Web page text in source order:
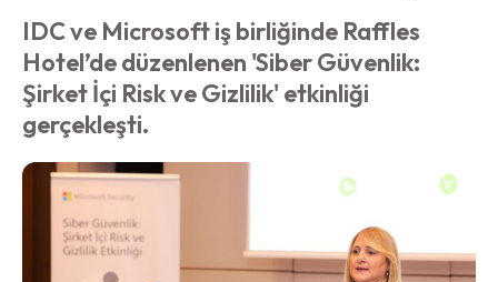
IDC ve Microsoft iş birliğinde Raffles
Hotel’de düzenlenen 'Siber Güvenlik:
Şirket İçi Risk ve Gizlilik' etkinliği
gerçekleşti.